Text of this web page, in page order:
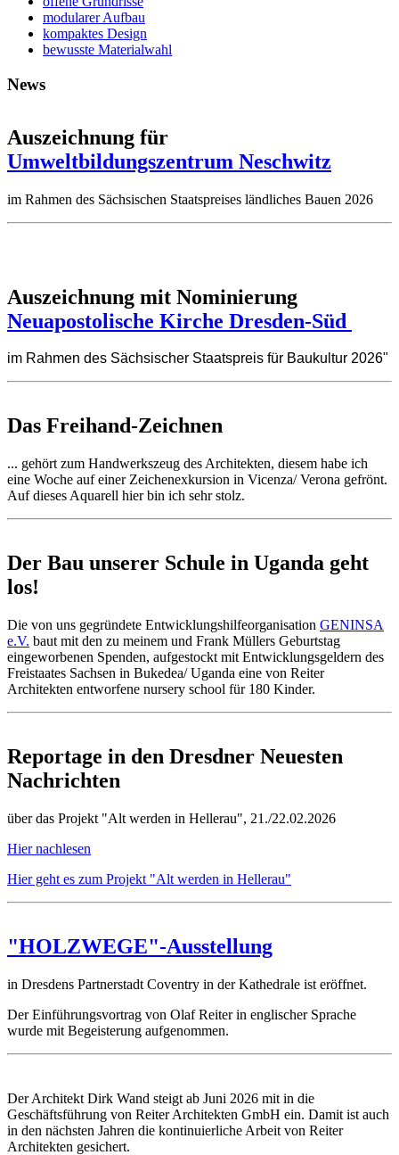
modularer Aufbau
kompaktes Design
bewusste Materialwahl
News
Auszeichnung für
Umweltbildungszentrum Neschwitz
im Rahmen des Sächsischen Staatspreises ländliches Bauen 2026
Auszeichnung mit Nominierung
Neuapostolische Kirche Dresden-Süd
im Rahmen des Sächsischer Staatspreis für Baukultur 2026"
Das Freihand-Zeichnen
... gehört zum Handwerkszeug des Architekten, diesem habe ich
eine Woche auf einer Zeichenexkursion in Vicenza/ Verona gefrönt.
Auf dieses Aquarell hier bin ich sehr stolz.
Der Bau unserer Schule in Uganda geht
los!
Die von uns gegründete Entwicklungshilfeorganisation GENINSA
e.V. baut mit den zu meinem und Frank Müllers Geburtstag
eingeworbenen Spenden, aufgestockt mit Entwicklungsgeldern des
Freistaates Sachsen in Bukedea/ Uganda eine von Reiter
Architekten entworfene nursery school für 180 Kinder.
Reportage in den Dresdner Neuesten
Nachrichten
über das Projekt "Alt werden in Hellerau", 21./22.02.2026
Hier nachlesen
Hier geht es zum Projekt "Alt werden in Hellerau"
"HOLZWEGE"-Ausstellung
in Dresdens Partnerstadt Coventry in der Kathedrale ist eröffnet.
Der Einführungsvortrag von Olaf Reiter in englischer Sprache
wurde mit Begeisterung aufgenommen.
Der Architekt Dirk Wand steigt ab Juni 2026 mit in die
Geschäftsführung von Reiter Architekten GmbH ein. Damit ist auch
in den nächsten Jahren die kontinuierliche Arbeit von Reiter
Architekten gesichert.